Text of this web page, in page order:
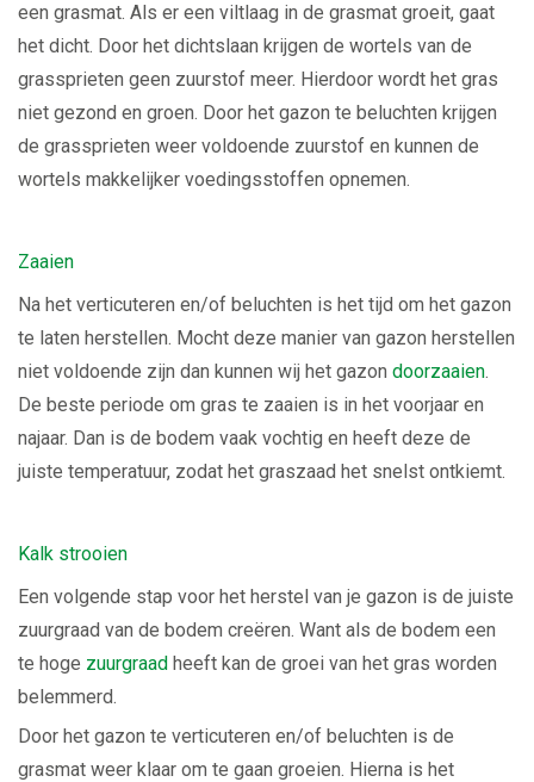
een grasmat. Als er een viltlaag in de grasmat groeit, gaat
het dicht. Door het dichtslaan krijgen de wortels van de
grassprieten geen zuurstof meer. Hierdoor wordt het gras
niet gezond en groen. Door het gazon te beluchten krijgen
de grassprieten weer voldoende zuurstof en kunnen de
wortels makkelijker voedingsstoffen opnemen.
Zaaien
Na het verticuteren en/of beluchten is het tijd om het gazon
te laten herstellen. Mocht deze manier van gazon herstellen
niet voldoende zijn dan kunnen wij het gazon doorzaaien.
De beste periode om gras te zaaien is in het voorjaar en
najaar. Dan is de bodem vaak vochtig en heeft deze de
juiste temperatuur, zodat het graszaad het snelst ontkiemt.
Kalk strooien
Een volgende stap voor het herstel van je gazon is de juiste
zuurgraad van de bodem creëren. Want als de bodem een
te hoge zuurgraad heeft kan de groei van het gras worden
belemmerd.
Door het gazon te verticuteren en/of beluchten is de
grasmat weer klaar om te gaan groeien. Hierna is het